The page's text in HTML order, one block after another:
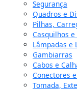
Segurança
Quadros e
Pilhas,
Casquilhos
Lâmpadas e
Gambiarras
Cabos e
Conectores
Tomada,